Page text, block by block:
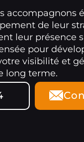
accompagnons
de leur
leur présence
pour
visibilité et
long terme.